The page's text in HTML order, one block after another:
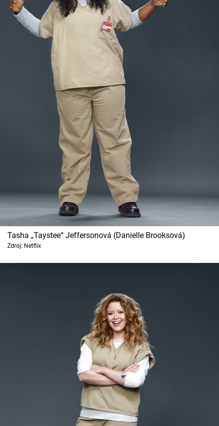
Tasha „Taystee“ Jeffersonová (Danielle Brooksová)
Zdroj: Netflix